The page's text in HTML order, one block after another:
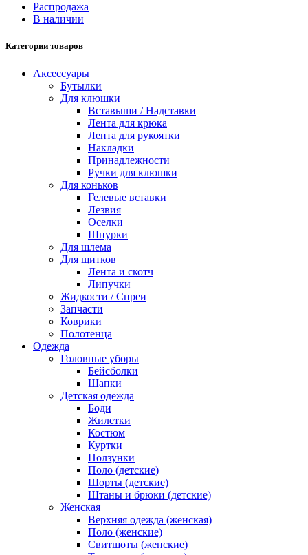
Распродажа
В наличии
Категории товаров
Аксессуары
Бутылки
Для клюшки
Вставыши / Надставки
Лента для крюка
Лента для рукоятки
Накладки
Принадлежности
Ручки для клюшки
Для коньков
Гелевые вставки
Лезвия
Оселки
Шнурки
Для шлема
Для щитков
Лента и скотч
Липучки
Жидкости / Спреи
Запчасти
Коврики
Полотенца
Одежда
Головные уборы
Бейсболки
Шапки
Детская одежда
Боди
Жилетки
Костюм
Куртки
Ползунки
Поло (детские)
Шорты (детские)
Штаны и брюки (детские)
Женская
Верхняя одежда (женская)
Поло (женские)
Свитшоты (женские)